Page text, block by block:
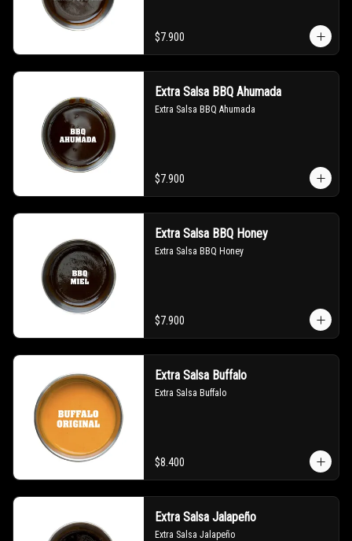
$7.900
Extra Salsa BBQ Ahumada
Extra Salsa BBQ Ahumada
$7.900
Extra Salsa BBQ Honey
Extra Salsa BBQ Honey
$7.900
Extra Salsa Buffalo
Extra Salsa Buffalo
$8.400
Extra Salsa Jalapeño
Extra Salsa Jalapeño